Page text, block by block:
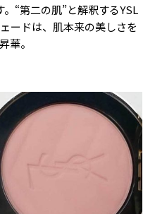
“第二の肌”と解釈するYSL
ードは、肌本来の美しさを
華。